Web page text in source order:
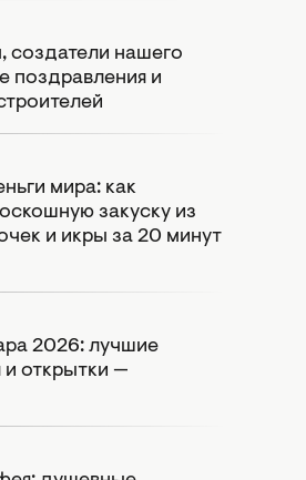
создатели нашего
поздравления и
мира: как
закуску из
и икры за 20 минут
2026: лучшие
и открытки —